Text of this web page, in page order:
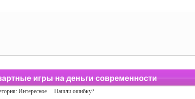
игры на деньги современности
Интересное Нашли ошибку?